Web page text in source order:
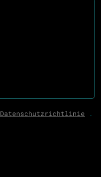
Datenschutzrichtlinie .